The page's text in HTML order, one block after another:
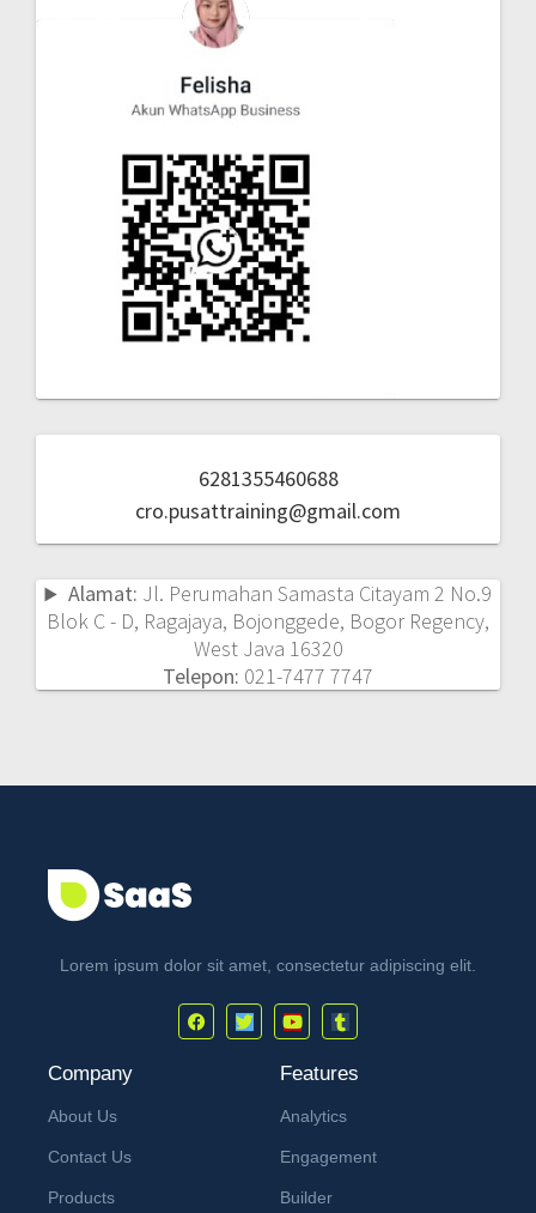
6281355460688
cro.pusattraining@gmail.com
Alamat: Jl. Perumahan Samasta Citayam 2 No.9
Blok C - D, Ragajaya, Bojonggede, Bogor Regency,
West Java 16320
Telepon: 021-7477 7747
Lorem ipsum dolor sit amet, consectetur adipiscing elit.
Company
About Us
Contact Us
Products
Features
Analytics
Engagement
Builder